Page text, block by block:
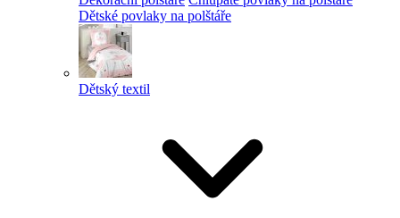
Dětské povlaky na polštáře
Dětský textil